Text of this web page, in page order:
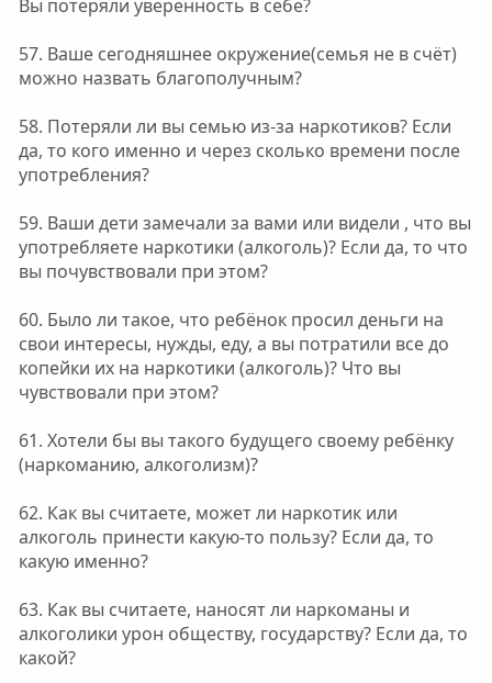
Вы потеряли уверенность в себе?
57. Ваше сегодняшнее окружение(семья не в счёт)
можно назвать благополучным?
58. Потеряли ли вы семью из-за наркотиков? Если
да, то кого именно и через сколько времени после
употребления?
59. Ваши дети замечали за вами или видели , что вы
употребляете наркотики (алкоголь)? Если да, то что
вы почувствовали при этом?
60. Было ли такое, что ребёнок просил деньги на
свои интересы, нужды, еду, а вы потратили все до
копейки их на наркотики (алкоголь)? Что вы
чувствовали при этом?
61. Хотели бы вы такого будущего своему ребёнку
(наркоманию, алкоголизм)?
62. Как вы считаете, может ли наркотик или
алкоголь принести какую-то пользу? Если да, то
какую именно?
63. Как вы считаете, наносят ли наркоманы и
алкоголики урон обществу, государству? Если да, то
какой?